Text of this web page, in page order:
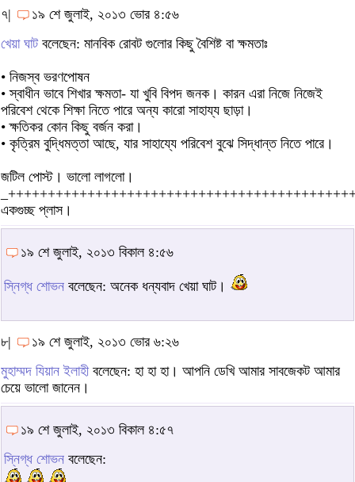
৭|
১৯ শে জুলাই, ২০১৩ ভোর ৪:৫৬
খেয়া ঘাটবলেছেন: মানবিক রোবট গুলোর কিছু বৈশিষ্ট বা ক্ষমতাঃ
• নিজস্ব ভরণপোষন
• স্বাধীন ভাবে শিখার ক্ষমতা- যা খুবি বিপদ জনক। কারন এরা নিজে নিজেই
পরিবেশ থেকে শিক্ষা নিতে পারে অন্য কারো সাহায্য ছাড়া।
• ক্ষতিকর কোন কিছু বর্জন করা।
• কৃত্রিম বুদ্ধিমত্তা আছে, যার সাহায্যে পরিবেশ বুঝে সিদ্ধান্ত নিতে পারে।
জটিল পোস্ট। ভালো লাগলো।
একগুচ্ছ প্লাস।
১৯ শে জুলাই, ২০১৩ বিকাল ৪:৫৬
স্নিগ্ধ শোভন বলেছেন: অনেক ধন্যবাদ খেয়া ঘাট।
৮|
১৯ শে জুলাই, ২০১৩ ভোর ৬:২৬
মুহাম্মদ যিয়ান ইলাহীবলেছেন: হা হা হা। আপনি ডেখি আমার সাবজেকট আমার
চেয়ে ভালো জানেন।
১৯ শে জুলাই, ২০১৩ বিকাল ৪:৫৭
স্নিগ্ধ শোভন বলেছেন: